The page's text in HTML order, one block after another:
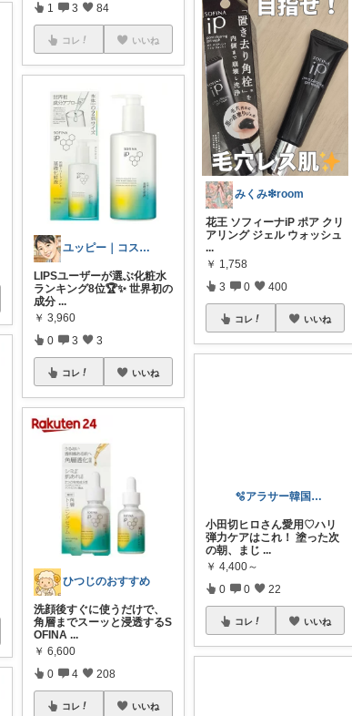
1 3 84
コレ いいね
ユッピー｜コスメと子育てROOM
LIPSユーザーが選ぶ化粧水
ランキング8位🏆✨ 世界初の
成分 ...
￥ 3,960
0 3 3
コレ いいね
ひつじのおすすめ
洗顔後すぐに使うだけで、
角層までスーッと浸透するS
OFINA...
￥ 6,600
0 4 208
コレ いいね
みくみ❇room
花王 ソフィーナiP ポア クリ
アリング ジェル ウォッシュ
...
￥ 1,758
3 0 400
コレ いいね
🫧アラサー韓国人OL🫧
小田切ヒロさん愛用♡ハリ
弾力ケアはこれ！ 塗った次
の朝、まじ ...
￥ 4,400～
0 0